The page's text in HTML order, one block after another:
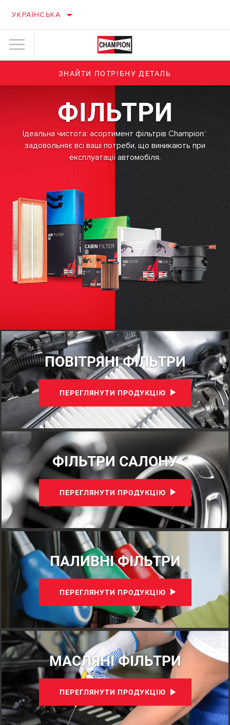
УКРАЇНСЬКА
ЗНАЙТИ ПОТРІБНУ ДЕТАЛЬ
ФІЛЬТРИ
Ідеальна чистота: асортимент фільтрів Champion®
задовольняє всі ваші потреби, що виникають при
експлуатації автомобіля.
ПОВІТРЯНІ ФІЛЬТРИ
ПЕРЕГЛЯНУТИ ПРОДУКЦІЮ
ФІЛЬТРИ САЛОНУ
ПЕРЕГЛЯНУТИ ПРОДУКЦІЮ
ПАЛИВНІ ФІЛЬТРИ
ПЕРЕГЛЯНУТИ ПРОДУКЦІЮ
МАСЛЯНІ ФІЛЬТРИ
ПЕРЕГЛЯНУТИ ПРОДУКЦІЮ